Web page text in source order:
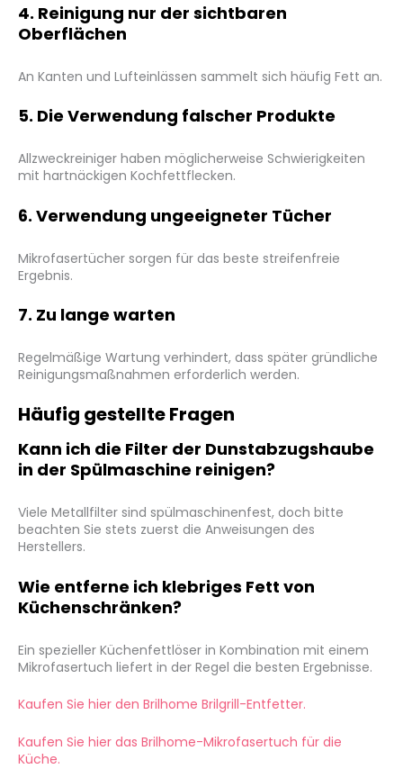
4. Reinigung nur der sichtbaren
Oberflächen
An Kanten und Lufteinlässen sammelt sich häufig Fett an.
5. Die Verwendung falscher Produkte
Allzweckreiniger haben möglicherweise Schwierigkeiten
mit hartnäckigen Kochfettflecken.
6. Verwendung ungeeigneter Tücher
Mikrofasertücher sorgen für das beste streifenfreie
Ergebnis.
7. Zu lange warten
Regelmäßige Wartung verhindert, dass später gründliche
Reinigungsmaßnahmen erforderlich werden.
Häufig gestellte Fragen
Kann ich die Filter der Dunstabzugshaube
in der Spülmaschine reinigen?
Viele Metallfilter sind spülmaschinenfest, doch bitte
beachten Sie stets zuerst die Anweisungen des
Herstellers.
Wie entferne ich klebriges Fett von
Küchenschränken?
Ein spezieller Küchenfettlöser in Kombination mit einem
Mikrofasertuch liefert in der Regel die besten Ergebnisse.
Kaufen Sie hier den Brilhome Brilgrill-Entfetter.
Kaufen Sie hier das Brilhome-Mikrofasertuch für die
Küche.